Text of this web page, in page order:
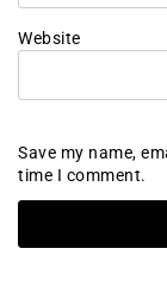
Website
Save my name,
time I comment.